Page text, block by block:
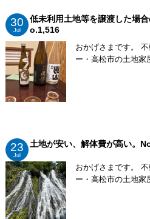
30
Jul
低未利用土地等を譲渡した場
o.1,516
おかげさまです。
ー・高松市の土地家
23
Jul
土地が安い、解体費が高い。
おかげさまです。
ー・高松市の土地家